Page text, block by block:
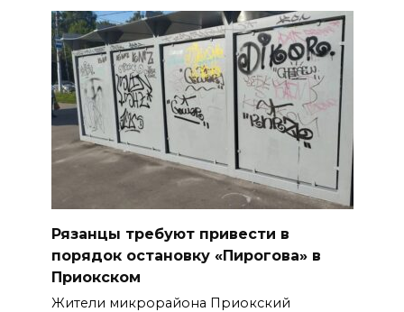
Рязанцы требуют привести в
порядок остановку «Пирогова» в
Приокском
Жители микрорайона Приокский